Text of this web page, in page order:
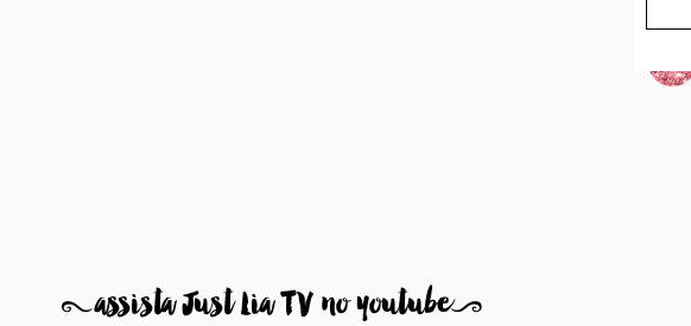
8assista Just Lia TV no youtube9